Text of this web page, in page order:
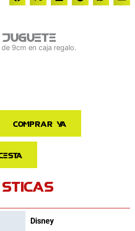
9cm en caja regalo.
Comprar ya
Disney